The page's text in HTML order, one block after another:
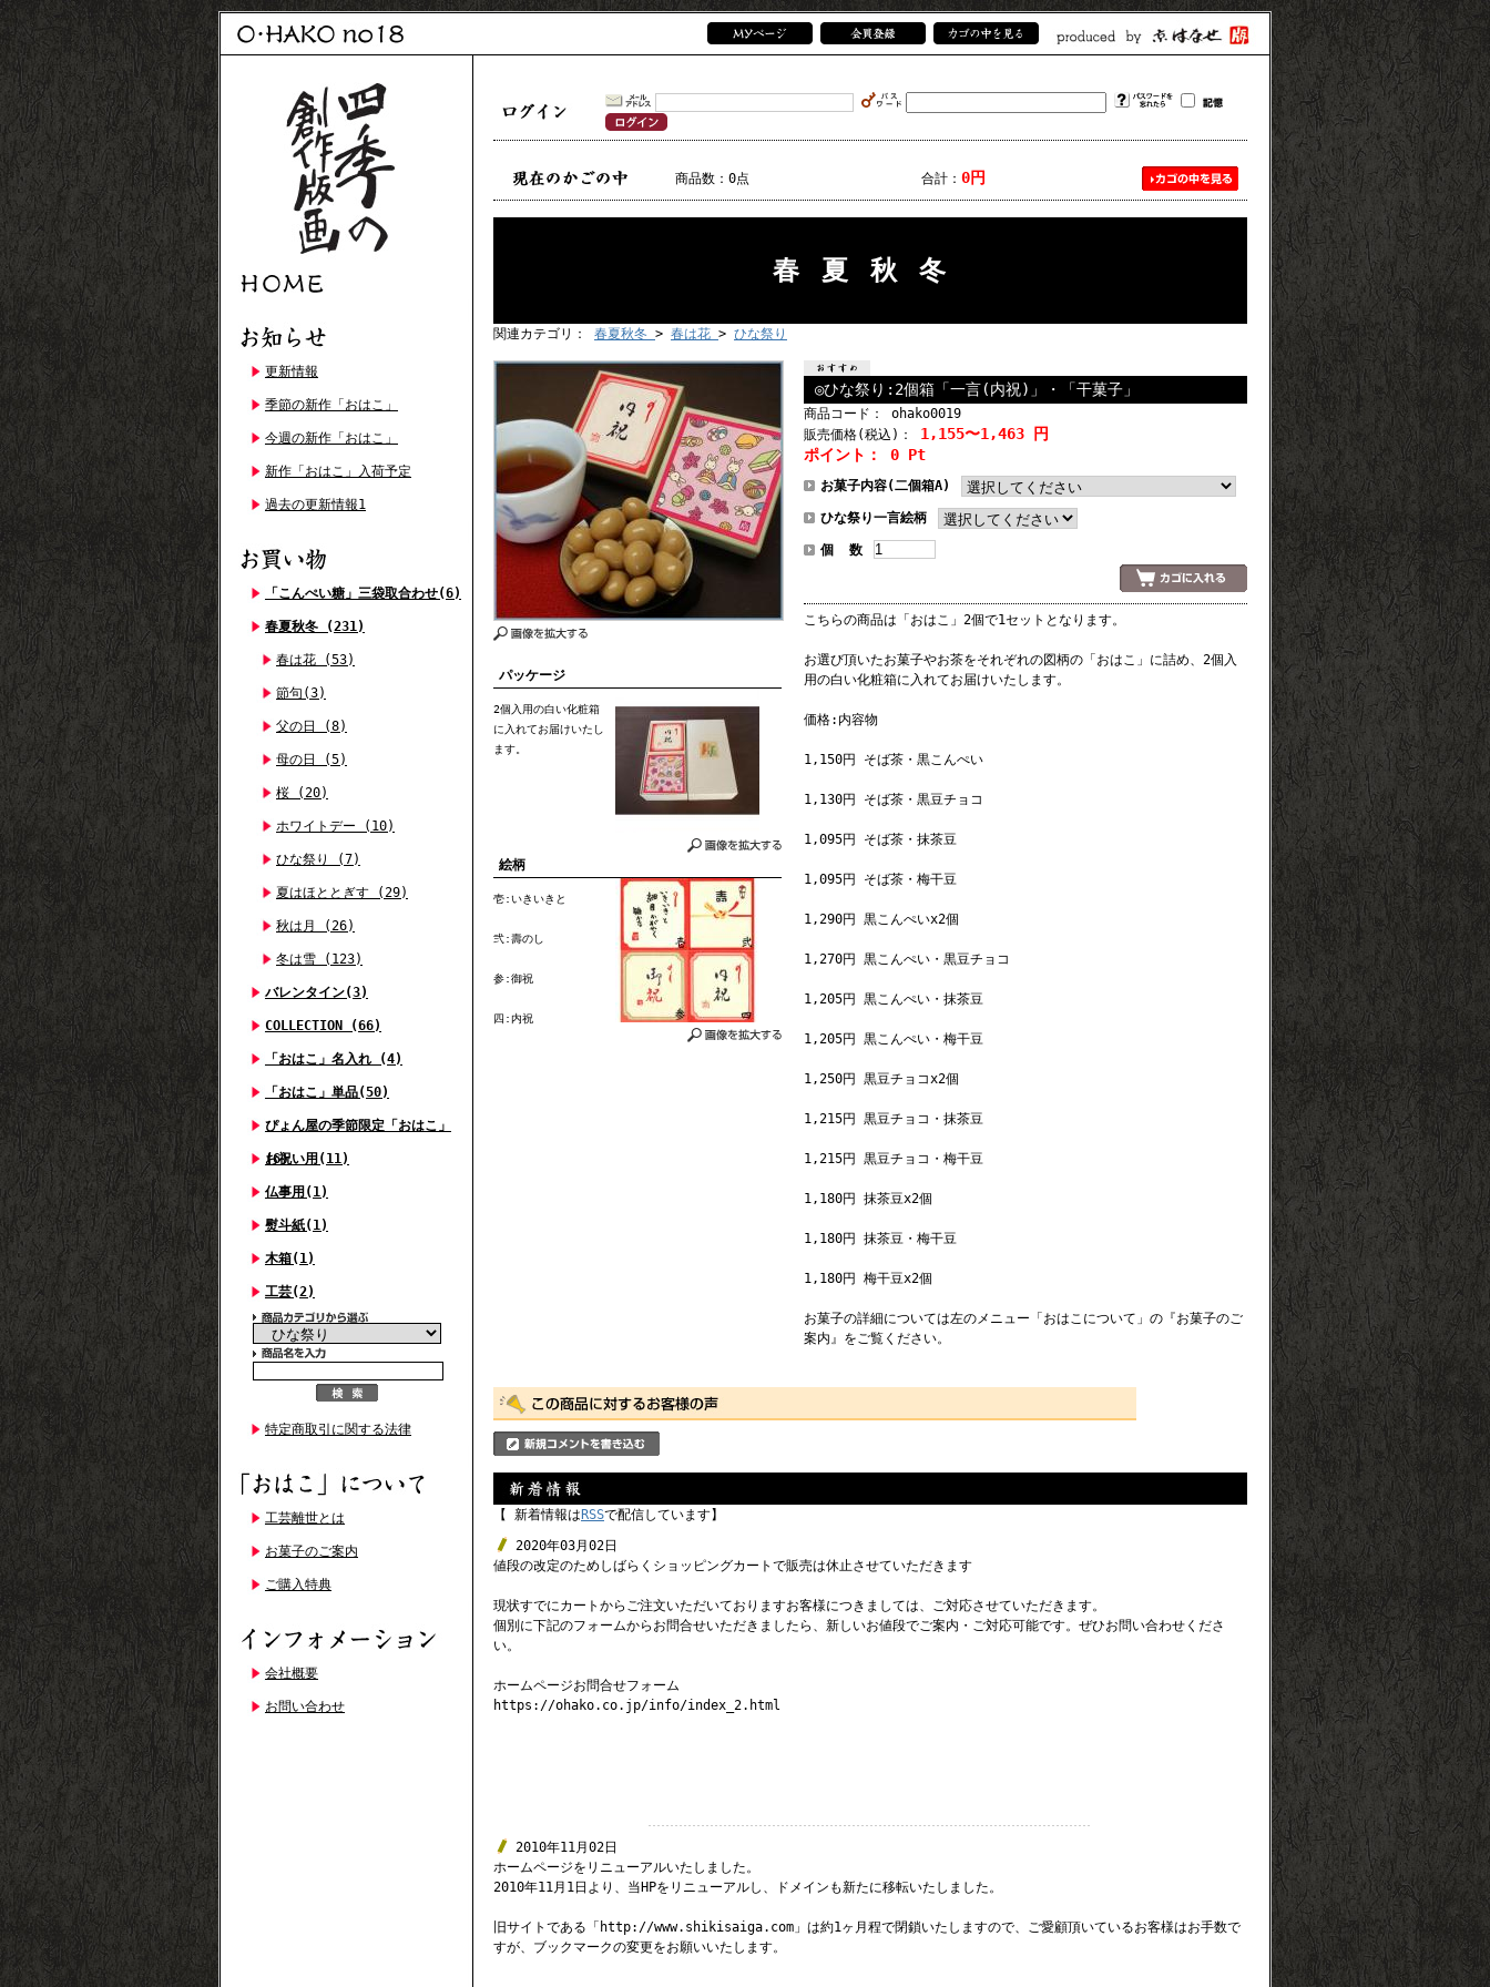
更新情報
季節の新作「おはこ」
今週の新作「おはこ」
新作「おはこ」入荷予定
過去の更新情報1
「こんぺい糖」三袋取合わせ(6)
春夏秋冬 (231)
春は花 (53)
節句(3)
父の日 (8)
母の日 (5)
桜 (20)
ホワイトデー (10)
ひな祭り (7)
夏はほととぎす (29)
秋は月 (26)
冬は雪 (123)
バレンタイン(3)
COLLECTION (66)
「おはこ」名入れ (4)
「おはこ」単品(50)
ぴょん屋の季節限定「おはこ」
(6)
お祝い用(11)
仏事用(1)
熨斗紙(1)
木箱(1)
工芸(2)
特定商取引に関する法律
工芸離世とは
お菓子のご案内
ご購入特典
会社概要
お問い合わせ
商品数：0点 合計： 0円
春夏秋冬
関連カテゴリ： 春夏秋冬 > 春は花 > ひな祭り
パッケージ
2個入用の白い化粧箱
に入れてお届けいたし
ます。
絵柄
壱:いきいきと
弐:壽のし
参:御祝
四:内祝
◎ひな祭り:2個箱「一言(内祝)」・「干菓子」
商品コード： ohako0019
販売価格(税込) ： 1,155〜1,463 円
ポイント： 0 Pt
お菓子内容(二個箱A)
ひな祭り一言絵柄
個 数
こちらの商品は「おはこ」2個で1セットとなります。
お選び頂いたお菓子やお茶をそれぞれの図柄の「おはこ」に詰め、2個入
用の白い化粧箱に入れてお届けいたします。
価格:内容物
1,150円 そば茶・黒こんぺい
1,130円 そば茶・黒豆チョコ
1,095円 そば茶・抹茶豆
1,095円 そば茶・梅干豆
1,290円 黒こんぺいx2個
1,270円 黒こんぺい・黒豆チョコ
1,205円 黒こんぺい・抹茶豆
1,205円 黒こんぺい・梅干豆
1,250円 黒豆チョコx2個
1,215円 黒豆チョコ・抹茶豆
1,215円 黒豆チョコ・梅干豆
1,180円 抹茶豆x2個
1,180円 抹茶豆・梅干豆
1,180円 梅干豆x2個
お菓子の詳細については左のメニュー「おはこについて」の『お菓子のご
案内』をご覧ください。
【 新着情報は RSSで配信しています】
2020年03月02日
値段の改定のためしばらくショッピングカートで販売は休止させていただきます
現状すでにカートからご注文いただいておりますお客様につきましては、ご対応させていただきます。
個別に下記のフォームからお問合せいただきましたら、新しいお値段でご案内・ご対応可能です。ぜひお問い合わせくださ
い。
ホームページお問合せフォーム
https://ohako.co.jp/info/index_2.html
2010年11月02日
ホームページをリニューアルいたしました。
2010年11月1日より、当HPをリニューアルし、ドメインも新たに移転いたしました。
旧サイトである「http://www.shikisaiga.com」は約1ヶ月程で閉鎖いたしますので、ご愛顧頂いているお客様はお手数で
すが、ブックマークの変更をお願いいたします。